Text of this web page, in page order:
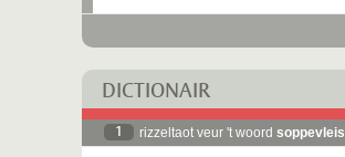
DICTIONAIR
1 rizzeltaot veur 't woord soppevleis